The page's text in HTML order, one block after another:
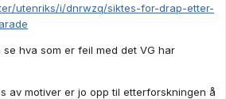
utenriks/i/dnrwzq/siktes-for-drap-etter-
hva som er feil med det VG har
av motiver er jo opp til etterforskningen å